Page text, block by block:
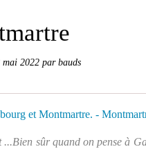
mai 2022 par bauds
...Bien sûr quand on pense à